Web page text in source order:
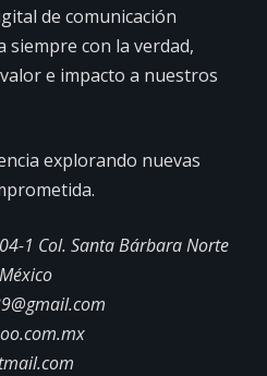
de comunicación
siempre con la verdad,
e impacto a nuestros
explorando nuevas
1 Col. Santa Bárbara Norte